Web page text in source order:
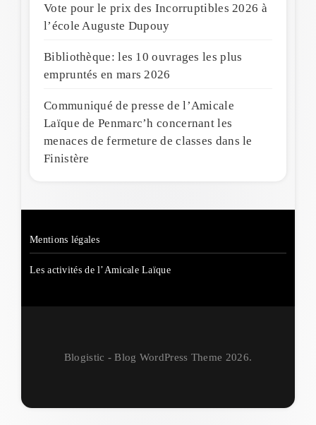
Vote pour le prix des Incorruptibles 2026 à
l’école Auguste Dupouy
Bibliothèque: les 10 ouvrages les plus
empruntés en mars 2026
Communiqué de presse de l’Amicale
Laïque de Penmarc’h concernant les
menaces de fermeture de classes dans le
Finistère
Mentions légales
Les activités de l’Amicale Laïque
Blogistic - Blog WordPress Theme 2026.